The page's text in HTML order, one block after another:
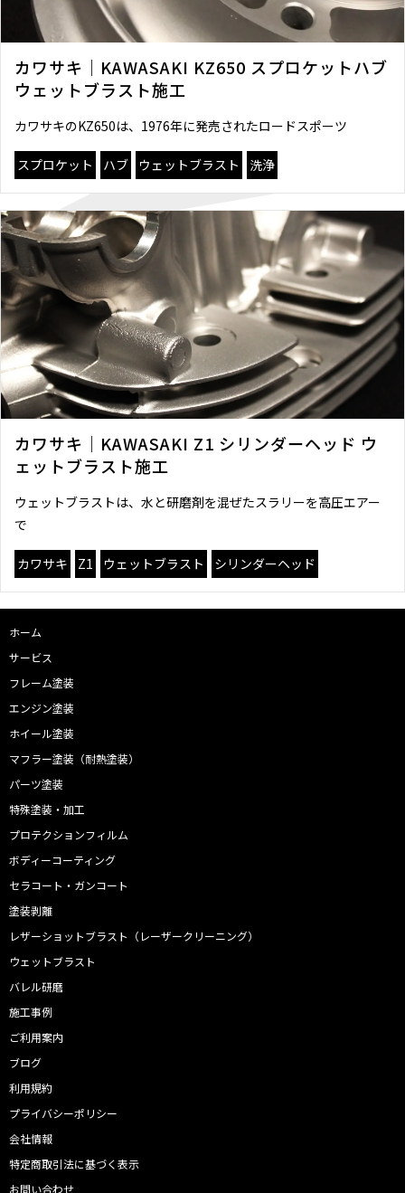
カワサキ｜KAWASAKI KZ650 スプロケットハブ
ウェットブラスト施工
カワサキのKZ650は、1976年に発売されたロードスポーツ
スプロケット ハブ ウェットブラスト 洗浄
カワサキ｜KAWASAKI Z1 シリンダーヘッド ウ
ェットブラスト施工
ウェットブラストは、水と研磨剤を混ぜたスラリーを高圧エアー
で
カワサキ Z1 ウェットブラスト シリンダーヘッド
ホーム
サービス
フレーム塗装
エンジン塗装
ホイール塗装
マフラー塗装（耐熱塗装）
パーツ塗装
特殊塗装・加工
プロテクションフィルム
ボディーコーティング
セラコート・ガンコート
塗装剥離
レザーショットブラスト（レーザークリーニング）
ウェットブラスト
バレル研磨
施工事例
ご利用案内
ブログ
利用規約
プライバシーポリシー
会社情報
特定商取引法に基づく表示
お問い合わせ